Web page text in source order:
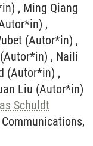
, Ming Qiang
,
(Autor*in) ,
, Naili
(Autor*in) ,
Liu (Autor*in)
Schuldt